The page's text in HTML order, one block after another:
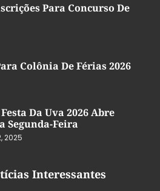
Para Concurso De
Colônia De Férias 2026
Da Uva 2026 Abre
Segunda-Feira
2025
Interessantes